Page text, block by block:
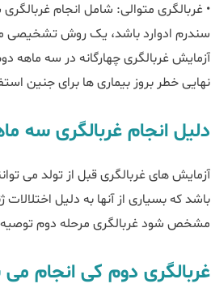
• غربالگری متوالی: شامل انجام
سندرم ادوارد باشد، یک روش تشخیصی
آزمایش غربالگری چهارگانه در سه ماهه
نهایی خطر بروز بیماری ها برای جنین
دلیل انجام غربالگری سه
آزمایش ‌های غربالگری قبل از تولد می‌
باشد که بسیاری از آنها به دلیل
مشخص شود غربالگری مرحله دوم
غربالگری دوم کی انجام